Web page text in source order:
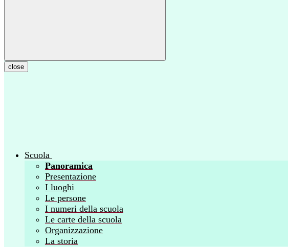
close
Scuola
Panoramica
Presentazione
I luoghi
Le persone
I numeri della scuola
Le carte della scuola
Organizzazione
La storia